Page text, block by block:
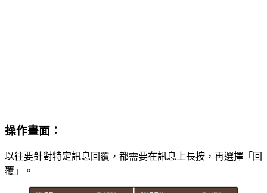
操作畫面：
以往要針對特定訊息回覆，都需要在訊息上長按，再選擇「回
覆」。